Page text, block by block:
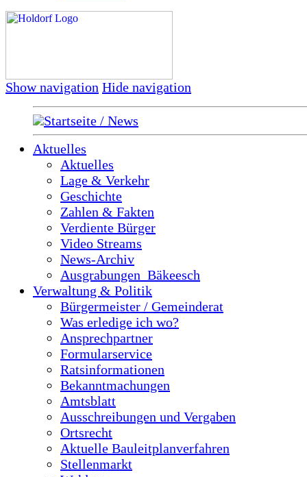
Show navigation Hide navigation
Startseite / News
Aktuelles
Aktuelles
Lage & Verkehr
Geschichte
Zahlen & Fakten
Verdiente Bürger
Video Streams
News-Archiv
Ausgrabungen_Bäkeesch
Verwaltung & Politik
Bürgermeister / Gemeinderat
Was erledige ich wo?
Ansprechpartner
Formularservice
Ratsinformationen
Bekanntmachungen
Amtsblatt
Ausschreibungen und Vergaben
Ortsrecht
Aktuelle Bauleitplanverfahren
Stellenmarkt